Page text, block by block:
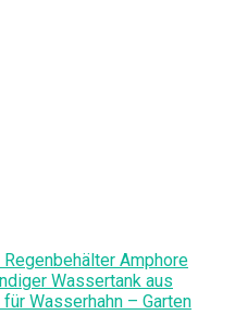
Amphore
Wassertank aus
Wasserhahn – Garten